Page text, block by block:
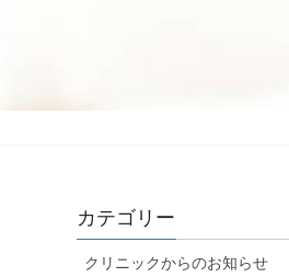
カテゴリー
クリニックからのお知らせ